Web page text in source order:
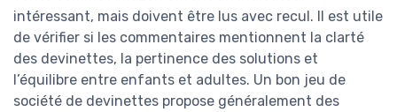
intéressant, mais doivent être lus avec recul. Il est utile
de vérifier si les commentaires mentionnent la clarté
des devinettes, la pertinence des solutions et
l’équilibre entre enfants et adultes. Un bon jeu de
société de devinettes propose généralement des